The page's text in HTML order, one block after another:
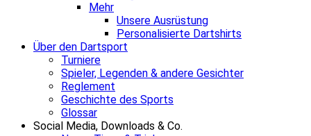
Mehr
Unsere Ausrüstung
Personalisierte Dartshirts
Über den Dartsport
Turniere
Spieler, Legenden & andere Gesichter
Reglement
Geschichte des Sports
Glossar
Social Media, Downloads & Co.